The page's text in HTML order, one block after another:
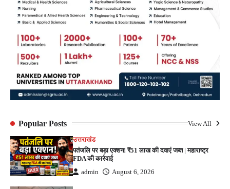
Popular Posts View All
उत्तराखंड
पतंजलि पर बड़ा एक्शन! ₹51 लाख की दवाएं जब्त | महाराष्ट्र
FDA की कार्रवाई
admin August 6, 2026